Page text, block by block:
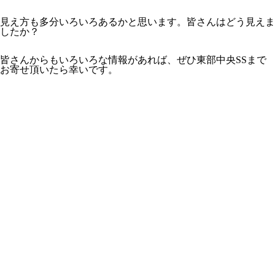
見え方も多分いろいろあるかと思います。皆さんはどう見えま
したか？
皆さんからもいろいろな情報があれば、ぜひ東部中央SSまで
お寄せ頂いたら幸いです。